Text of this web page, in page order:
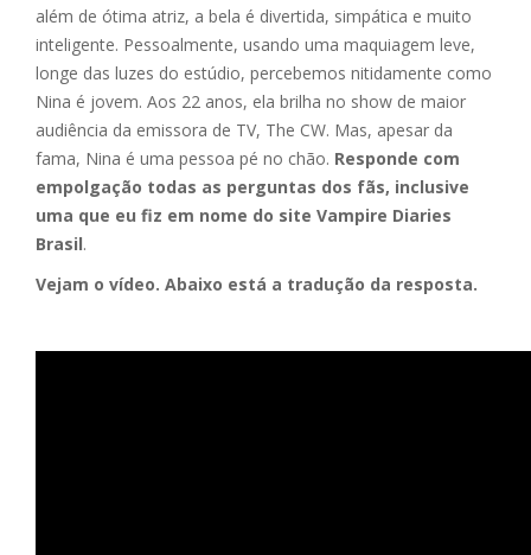
além de ótima atriz, a bela é divertida, simpática e muito
inteligente. Pessoalmente, usando uma maquiagem leve,
longe das luzes do estúdio, percebemos nitidamente como
Nina é jovem. Aos 22 anos, ela brilha no show de maior
audiência da emissora de TV, The CW. Mas, apesar da
fama, Nina é uma pessoa pé no chão. Responde com
empolgação todas as perguntas dos fãs, inclusive
uma que eu fiz em nome do site Vampire Diaries
Brasil.
Vejam o vídeo. Abaixo está a tradução da resposta.